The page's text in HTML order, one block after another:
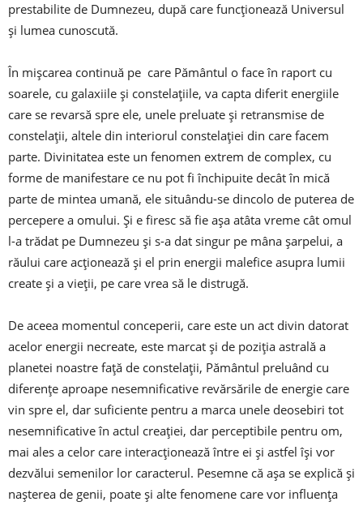
prestabilite de Dumnezeu, după care funcționează Universul
și lumea cunoscută.
În mișcarea continuă pe care Pământul o face în raport cu
soarele, cu galaxiile și constelațiile, va capta diferit energiile
care se revarsă spre ele, unele preluate și retransmise de
constelații, altele din interiorul constelației din care facem
parte. Divinitatea este un fenomen extrem de complex, cu
forme de manifestare ce nu pot fi închipuite decât în mică
parte de mintea umană, ele situându-se dincolo de puterea de
percepere a omului. Și e firesc să fie așa atâta vreme cât omul
l-a trădat pe Dumnezeu și s-a dat singur pe mâna șarpelui, a
răului care acționează și el prin energii malefice asupra lumii
create și a vieții, pe care vrea să le distrugă.
De aceea momentul conceperii, care este un act divin datorat
acelor energii necreate, este marcat și de poziția astrală a
planetei noastre față de constelații, Pământul preluând cu
diferențe aproape nesemnificative revărsările de energie care
vin spre el, dar suficiente pentru a marca unele deosebiri tot
nesemnificative în actul creației, dar perceptibile pentru om,
mai ales a celor care interacționează între ei și astfel își vor
dezvălui semenilor lor caracterul. Pesemne că așa se explică și
nașterea de genii, poate și alte fenomene care vor influența